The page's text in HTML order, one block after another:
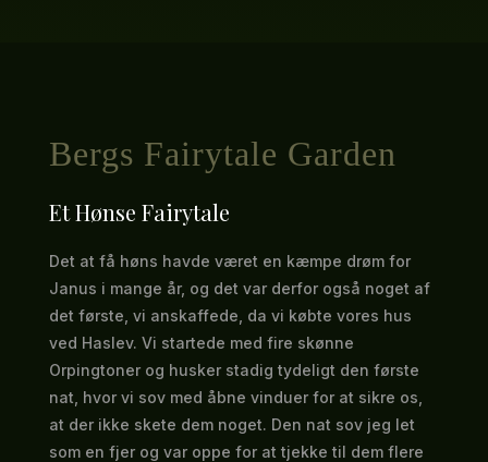
Bergs Fairytale Garden
Et Hønse Fairytale
Det at få høns havde været en kæmpe drøm for
Janus i mange år, og det var derfor også noget af
det første, vi anskaffede, da vi købte vores hus
ved Haslev. Vi startede med fire skønne
Orpingtoner og husker stadig tydeligt den første
nat, hvor vi sov med åbne vinduer for at sikre os,
at der ikke skete dem noget. Den nat sov jeg let
som en fjer og var oppe for at tjekke til dem flere